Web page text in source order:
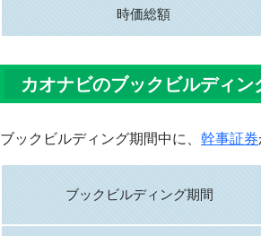
時価総額
カオナビのブックビルディン
ブックビルディング期間中に、 幹事証券
ブックビルディング期間